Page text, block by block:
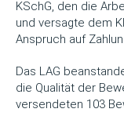
KSchG, den die
und versagte dem
Anspruch auf
Das LAG
die Qualität der
versendeten 103